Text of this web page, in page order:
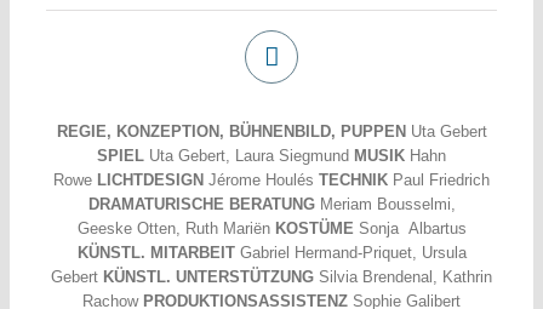
REGIE, KONZEPTION, BÜHNENBILD, PUPPEN Uta Gebert
SPIEL Uta Gebert, Laura Siegmund MUSIK Hahn
Rowe LICHTDESIGN Jérome Houlés TECHNIK Paul Friedrich
DRAMATURISCHE BERATUNGMeriam Bousselmi,
Geeske Otten, Ruth Mariën KOSTÜME Sonja Albartus
KÜNSTL. MITARBEITGabriel Hermand-Priquet, Ursula
Gebert KÜNSTL. UNTERSTÜTZUNG Silvia Brendenal, Kathrin
Rachow PRODUKTIONSASSISTENZ Sophie Galibert